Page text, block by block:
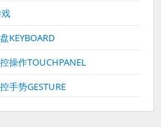
KEYBOARD
操作TOUCHPANEL
手势GESTURE